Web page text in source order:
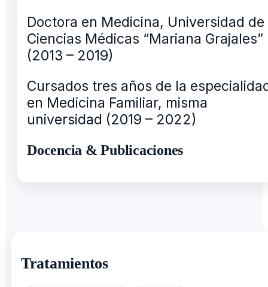
Doctora en Medicina, Universidad de
Ciencias Médicas “Mariana Grajales”
(2013 – 2019)
Cursados tres años de la
en Medicina Familiar, misma
universidad (2019 – 2022)
Docencia & Publicaciones
Tratamientos